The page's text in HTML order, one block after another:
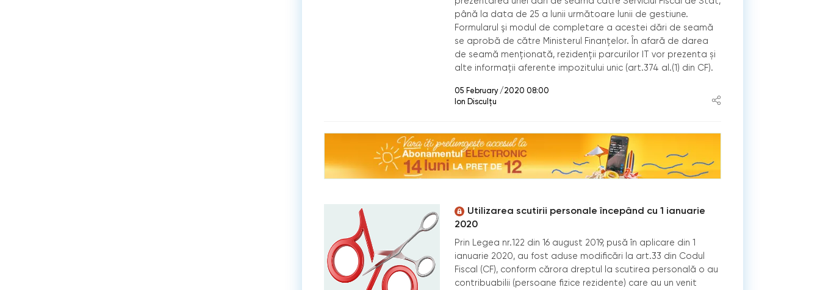
până la data de 25 a lunii următoare lunii de gestiune.
Formularul şi modul de completare a acestei dări de seamă
se aprobă de către Ministerul Finanţelor. În afară de darea
de seamă menţionată, rezidenţii parcurilor IT vor prezenta și
alte informaţii aferente impozitului unic (art.374 al.(1) din CF).
05 February /2020 08:00
Ion Disculțu
Utilizarea scutirii personale începând cu 1 ianuarie
2020
Prin Legea nr.122 din 16 august 2019, pusă în aplicare din 1
ianuarie 2020, au fost aduse modificări la art.33 din Codul
Fiscal (CF), conform cărora dreptul la scutirea personală o au
contribuabilii (persoane fizice rezidente) care au un venit